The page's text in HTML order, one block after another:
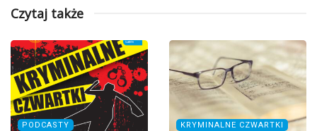
Czytaj także
PODCASTY KRYMINALNE CZWARTKI